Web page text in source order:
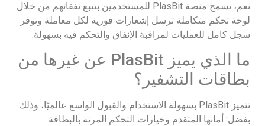
نعم، تسمح منصة PlasBit للمستخدمين بتتبع نفقاتهم من خلال
لوحة تحكم متكاملة ترسل إشعارات فورية لكل معاملة وتوفر
سجل كامل للعمليات لمراقبة الإنفاق والتحكم فيه بسهولة.
ما الذي يميز PlasBit عن غيرها من
بطاقات التشفير؟
تتميز PlasBit بسهولة الاستخدام والقبول الواسع عالميًا، وذلك
بفضل: أمانها المتقدم وخيارات التحكم المرنة بالبطاقة